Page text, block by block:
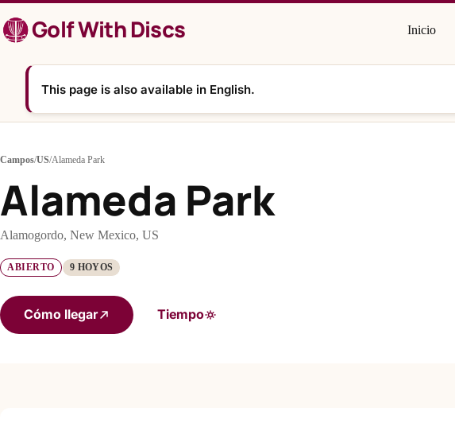
al
contenidoGolf With Discs Inicio
This page is also available in English.
Campos/US/Alameda Park
Alameda Park
Alamogordo, New Mexico, US
ABIERTO 9 HOYOS
Cómo llegar Tiempo